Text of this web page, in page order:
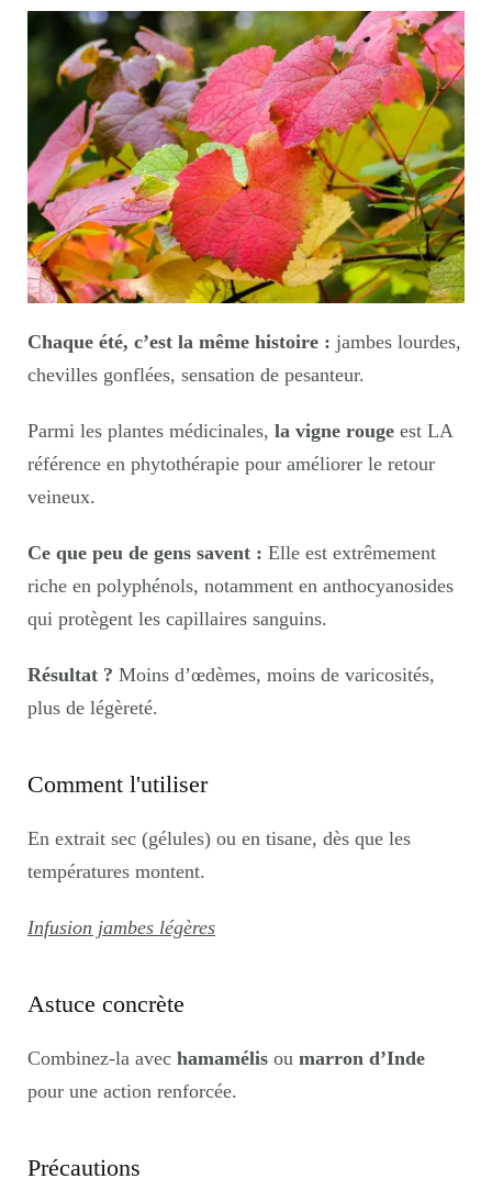
Chaque été, c’est la même histoire : jambes lourdes,
chevilles gonflées, sensation de pesanteur.
Parmi les plantes médicinales, la vigne rouge est LA
référence en phytothérapie pour améliorer le retour
veineux.
Ce que peu de gens savent : Elle est extrêmement
riche en polyphénols, notamment en anthocyanosides
qui protègent les capillaires sanguins.
Résultat ? Moins d’œdèmes, moins de varicosités,
plus de légèreté.
Comment l'utiliser
En extrait sec (gélules) ou en tisane, dès que les
températures montent.
Infusion jambes légères
Astuce concrète
Combinez-la avec hamamélis ou marron d’Inde
pour une action renforcée.
Précautions